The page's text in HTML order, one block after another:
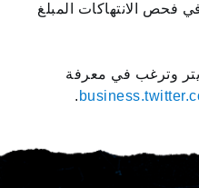
في فحص الانتهاكات المبلغ
وترغب في معرفة
.